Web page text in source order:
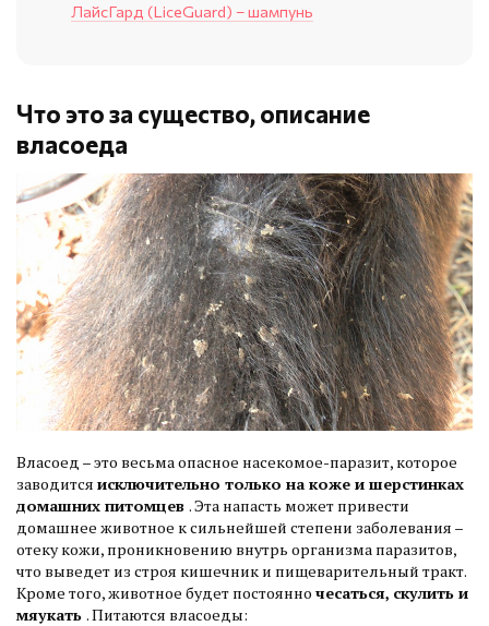
ЛайсГард (LiceGuard) – шампунь
Что это за существо, описание
власоеда
Власоед – это весьма опасное насекомое-паразит, которое
заводится исключительно только на коже и шерстинках
домашних питомцев . Эта напасть может привести
домашнее животное к сильнейшей степени заболевания –
отеку кожи, проникновению внутрь организма паразитов,
что выведет из строя кишечник и пищеварительный тракт.
Кроме того, животное будет постоянно чесаться, скулить и
мяукать . Питаются власоеды: